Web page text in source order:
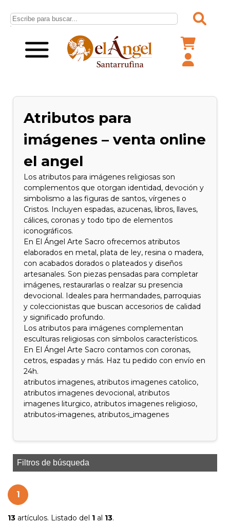
Atributos para
imágenes – venta online
el angel
Los atributos para imágenes religiosas son
complementos que otorgan identidad, devoción y
simbolismo a las figuras de santos, vírgenes o
Cristos. Incluyen espadas, azucenas, libros, llaves,
cálices, coronas y todo tipo de elementos
iconográficos.
En El Ángel Arte Sacro ofrecemos atributos
elaborados en metal, plata de ley, resina o madera,
con acabados dorados o plateados y diseños
artesanales. Son piezas pensadas para completar
imágenes, restaurarlas o realzar su presencia
devocional. Ideales para hermandades, parroquias
y coleccionistas que buscan accesorios de calidad
y significado profundo.
Los atributos para imágenes complementan
esculturas religiosas con símbolos característicos.
En El Ángel Arte Sacro contamos con coronas,
cetros, espadas y más. Haz tu pedido con envío en
24h.
atributos imagenes, atributos imagenes catolico,
atributos imagenes devocional, atributos
imagenes liturgico, atributos imagenes religioso,
atributos-imagenes, atributos_imagenes
Filtros de búsqueda
1
13 artículos. Listado del 1 al 13.